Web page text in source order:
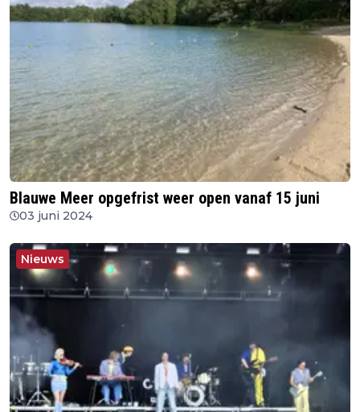
Blauwe Meer opgefrist weer open vanaf 15 juni
03 juni 2024
Nieuws